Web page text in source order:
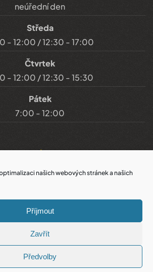
našich webových stránek a našich
Příjmout
Zavřít
Předvolby
ÚŘEDNÍ DESKA
neúřední den
Středa
- 12:00 / 12:30 - 17:00
Čtvrtek
- 12:00 / 12:30 - 15:30
Pátek
7:00 - 12:00
odkazy
o přístupnosti